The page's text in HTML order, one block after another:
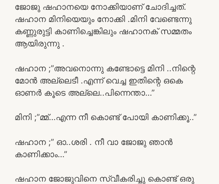
ജോജു ഷഹാനയെ നോക്കിയാണ് ചോദിച്ചത്.
ഷഹാന മിനിയെയും നോക്കി .മിനി വേണ്ടെന്നു
കണ്ണുരുട്ടി കാണിച്ചെങ്കിലും ഷഹാനക് സമ്മതം
ആയിരുന്നു .
ഷഹാന ;”അവനൊന്നു കണ്ടോട്ടെ മിനി ..നിന്റെ
മോൻ അല്ലെടീ .എന്ന് വെച്ച ഇതിന്റെ ഒകെ
ഓണർ കൂടെ അല്ലെ..പിന്നെന്താ…”
മിനി ;”മ്മ്…എന്ന നീ കൊണ്ട് പോയി കാണിക്കൂ..”
ഷഹാന ;” ഓ..ശരി . നീ വാ ജോജു ഞാൻ
കാണിക്കാം…”
ഷഹാന ജോജുവിനെ സ്വീകരിച്ചു കൊണ്ട് ഒരു